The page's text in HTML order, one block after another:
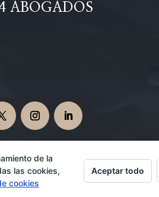
ABOGADOS
Hermanas 08/07/2026
de la
las cookies,
cookies
Aceptar todo